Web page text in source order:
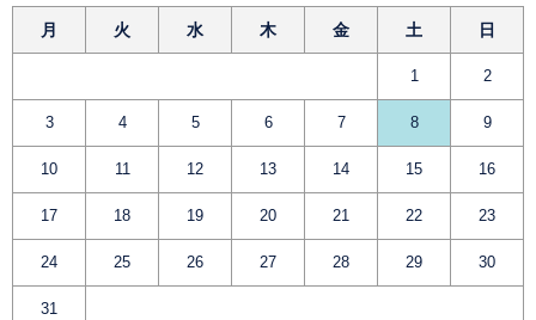
月 火 水 木 金 土 日
1 2
3 4 5 6 7 8 9
10 11 12 13 14 15 16
17 18 19 20 21 22 23
24 25 26 27 28 29 30
31